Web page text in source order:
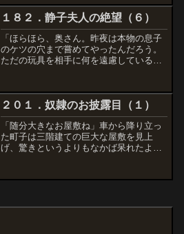
での白磁の裸体――それぞれ個性に満ち
た四つの裸像を目にした観...
１８２．静子夫人の絶望（６）
「ほらほら、奥さん。昨夜は本物の息子
のケツの穴まで嘗めてやったんだろう。
ただの玩具を相手に何を遠慮しているん
り型から口を離す。「い、いけません
わ。朱美さん。そんなに乱暴...
２０１．奴隷のお披露目（１）
「随分大きなお屋敷ね」車から降り立っ
た町子は三階建ての巨大な屋敷を見上
げ、驚きというよりもなかば呆れたよう
と、随分税金もかかるでしょうね」「そ